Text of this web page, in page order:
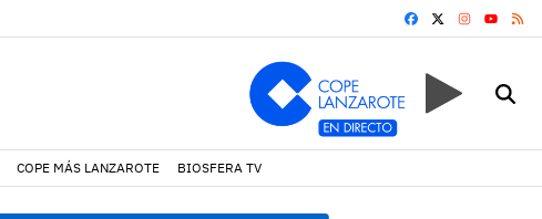
FACEBOOK
YOUTUBE
COPE MÁS LANZAROTE BIOSFERA TV